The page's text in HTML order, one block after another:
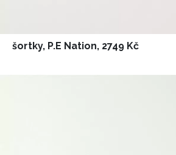
šortky, P.E Nation, 2749 Kč